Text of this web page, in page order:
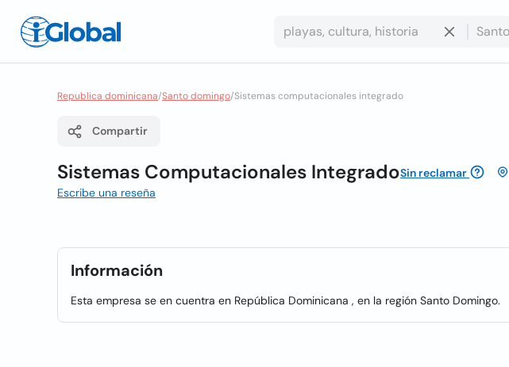
Republica dominicana/Santo domingo/Sistemas computacionales integrado
Compartir
Sistemas Computacionales IntegradoSin reclamar
Escribe una reseña
Información
Esta empresa se en cuentra en República Dominicana , en la región Santo Domingo.